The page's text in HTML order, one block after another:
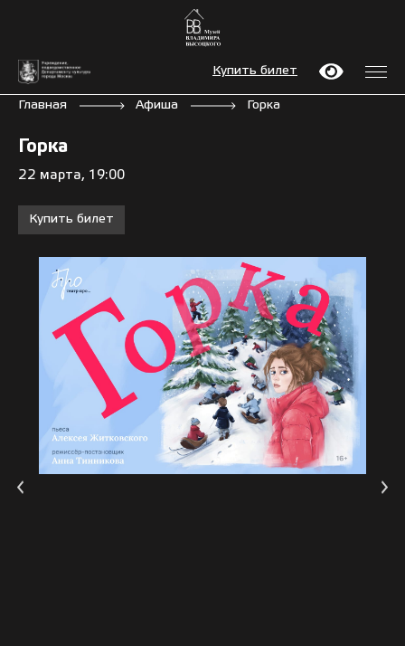
Купить билет
Главная Афиша Горка
Горка
22 марта, 19:00
Купить билет